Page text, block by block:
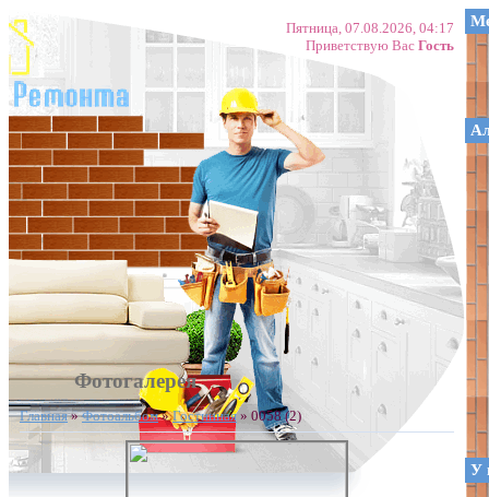
Пятница, 07.08.2026, 04:17
Приветствую Вас Гость
Фотогалерея
Главная»Фотоальбом»Гостинная» 0058 (2)
У